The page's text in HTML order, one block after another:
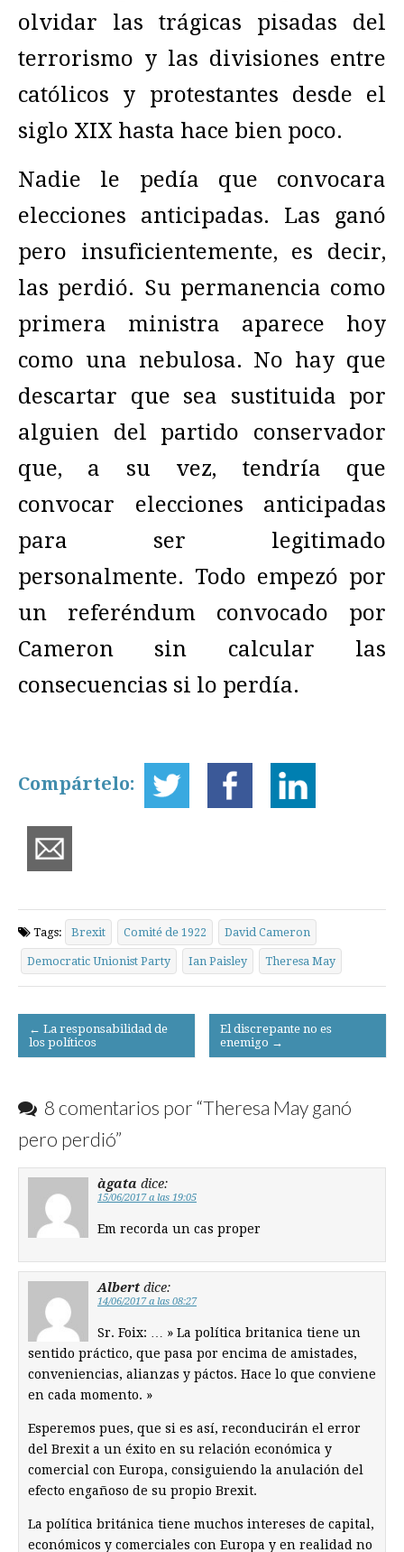
olvidar las trágicas pisadas del
terrorismo y las divisiones entre
católicos y protestantes desde el
siglo XIX hasta hace bien poco.
Nadie le pedía que convocara
elecciones anticipadas. Las ganó
pero insuficientemente, es decir,
las perdió. Su permanencia como
primera ministra aparece hoy
como una nebulosa. No hay que
descartar que sea sustituida por
alguien del partido conservador
que, a su vez, tendría que
convocar elecciones anticipadas
para ser legitimado
personalmente. Todo empezó por
un referéndum convocado por
Cameron sin calcular las
consecuencias si lo perdía.
Compártelo:
Tags: Brexit Comité de 1922 David Cameron
Democratic Unionist Party Ian Paisley Theresa May
Post
navigation
← La responsabilidad de
los políticos
El discrepante no es
enemigo →
8 comentarios por “Theresa May ganó
pero perdió”
àgata dice:
15/06/2017 a las 19:05
Em recorda un cas proper
Albert dice:
14/06/2017 a las 08:27
Sr. Foix: … » La política britanica tiene un
sentido práctico, que pasa por encima de amistades,
conveniencias, alianzas y páctos. Hace lo que conviene
en cada momento. »
Esperemos pues, que si es así, reconducirán el error
del Brexit a un éxito en su relación económica y
comercial con Europa, consiguiendo la anulación del
efecto engañoso de su propio Brexit.
La política británica tiene muchos intereses de capital,
económicos y comerciales con Europa y en realidad no